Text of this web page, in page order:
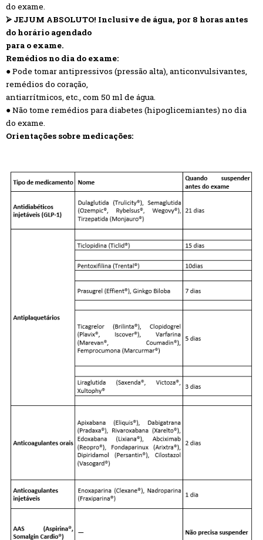
do exame.
⮚ JEJUM ABSOLUTO! Inclusive de água, por 8 horas antes
do horário agendado
para o exame.
Remédios no dia do exame:
● Pode tomar antipressivos (pressão alta), anticonvulsivantes,
remédios do coração,
antiarrítmicos, etc., com 50 ml de água.
● Não tome remédios para diabetes (hipoglicemiantes) no dia
do exame.
Orientações sobre medicações: